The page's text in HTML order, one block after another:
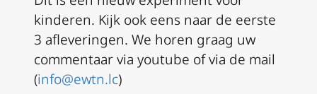
kinderen. Kijk ook eens naar de eerste
3 afleveringen. We horen graag uw
commentaar via youtube of via de mail
(info@ewtn.lc)